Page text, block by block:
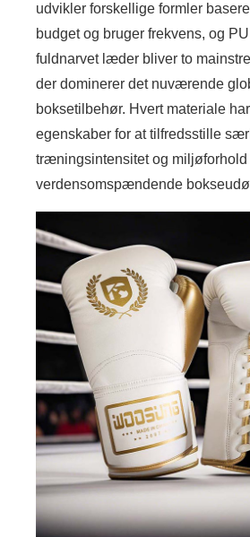
udvikler forskellige formler
budget og bruger frekvens, og
fuldnarvet læder bliver to
der dominerer det nuværende
boksetilbehør. Hvert materiale
egenskaber for at tilfredsstille
træningsintensitet og miljøforhold
verdensomspændende